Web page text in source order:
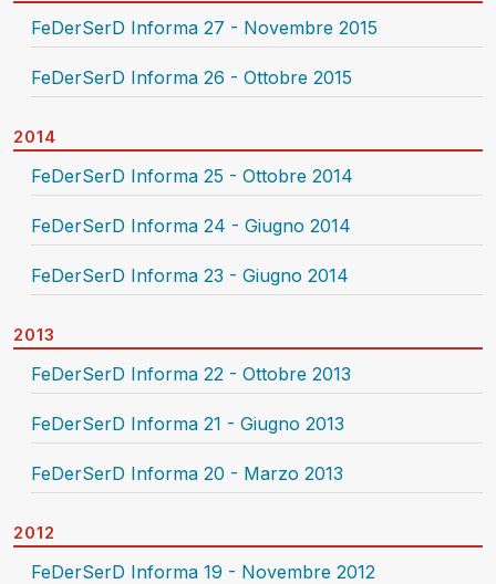
FeDerSerD Informa 27 - Novembre 2015
FeDerSerD Informa 26 - Ottobre 2015
2014
FeDerSerD Informa 25 - Ottobre 2014
FeDerSerD Informa 24 - Giugno 2014
FeDerSerD Informa 23 - Giugno 2014
2013
FeDerSerD Informa 22 - Ottobre 2013
FeDerSerD Informa 21 - Giugno 2013
FeDerSerD Informa 20 - Marzo 2013
2012
FeDerSerD Informa 19 - Novembre 2012